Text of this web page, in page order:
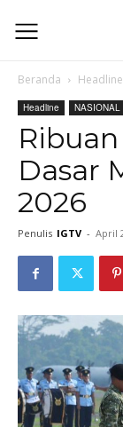
Beranda Headline
Headline NASIONAL
Dasar
2026
Penulis IGTV - April